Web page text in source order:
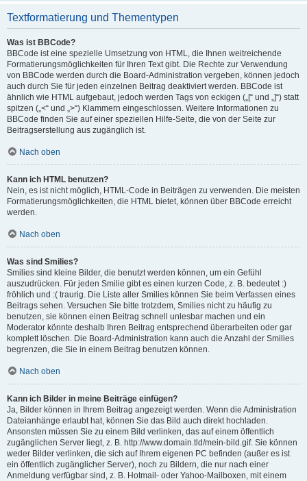
Textformatierung und Thementypen
Was ist BBCode?
BBCode ist eine spezielle Umsetzung von HTML, die Ihnen weitreichende
Formatierungsmöglichkeiten für Ihren Text gibt. Die Rechte zur Verwendung
von BBCode werden durch die Board-Administration vergeben, können jedoch
auch durch Sie für jeden einzelnen Beitrag deaktiviert werden. BBCode ist
ähnlich wie HTML aufgebaut, jedoch werden Tags von eckigen („[“ und „]“) statt
spitzen („<“ und „>“) Klammern eingeschlossen. Weitere Informationen zu
BBCode finden Sie auf einer speziellen Hilfe-Seite, die von der Seite zur
Beitragserstellung aus zugänglich ist.
Nach oben
Kann ich HTML benutzen?
Nein, es ist nicht möglich, HTML-Code in Beiträgen zu verwenden. Die meisten
Formatierungsmöglichkeiten, die HTML bietet, können über BBCode erreicht
werden.
Nach oben
Was sind Smilies?
Smilies sind kleine Bilder, die benutzt werden können, um ein Gefühl
auszudrücken. Für jeden Smilie gibt es einen kurzen Code, z. B. bedeutet :)
fröhlich und :( traurig. Die Liste aller Smilies können Sie beim Verfassen eines
Beitrags sehen. Versuchen Sie bitte trotzdem, Smilies nicht zu häufig zu
benutzen, sie können einen Beitrag schnell unlesbar machen und ein
Moderator könnte deshalb Ihren Beitrag entsprechend überarbeiten oder gar
komplett löschen. Die Board-Administration kann auch die Anzahl der Smilies
begrenzen, die Sie in einem Beitrag benutzen können.
Nach oben
Kann ich Bilder in meine Beiträge einfügen?
Ja, Bilder können in Ihrem Beitrag angezeigt werden. Wenn die Administration
Dateianhänge erlaubt hat, können Sie das Bild auch direkt hochladen.
Ansonsten müssen Sie zu einem Bild verlinken, das auf einem öffentlich
zugänglichen Server liegt, z. B. http://www.domain.tld/mein-bild.gif. Sie können
weder Bilder verlinken, die sich auf Ihrem eigenen PC befinden (außer es ist
ein öffentlich zugänglicher Server), noch zu Bildern, die nur nach einer
Anmeldung verfügbar sind, z. B. Hotmail- oder Yahoo-Mailboxen, mit einem